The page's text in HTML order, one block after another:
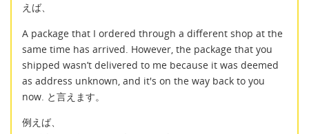
えば、
A package that I ordered through a different shop at the
same time has arrived. However, the package that you
shipped wasn’t delivered to me because it was deemed
as address unknown, and it's on the way back to you
now. と言えます。
例えば、